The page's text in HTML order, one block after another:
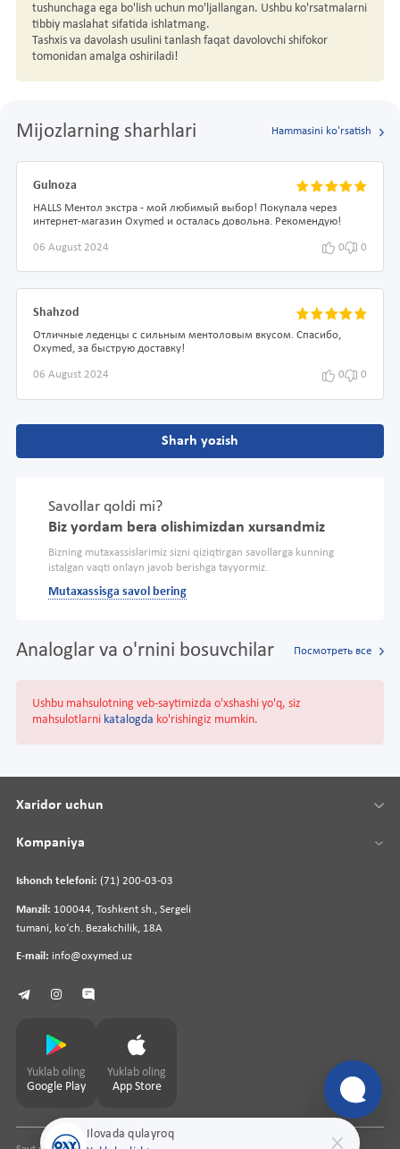
tushunchaga ega bo'lish uchun mo'ljallangan. Ushbu ko'rsatmalarni
tibbiy maslahat sifatida ishlatmang.
Tashxis va davolash usulini tanlash faqat davolovchi shifokor
tomonidan amalga oshiriladi!
Mijozlarning sharhlari Hammasini ko'rsatish
Gulnoza
HALLS Ментол экстра - мой любимый выбор! Покупала через
интернет-магазин Oxymed и осталась довольна. Рекомендую!
06 August 2024 0 0
Shahzod
Отличные леденцы с сильным ментоловым вкусом. Спасибо,
Oxymed, за быструю доставку!
06 August 2024 0 0
Sharh yozish
Savollar qoldi mi?
Biz yordam bera olishimizdan xursandmiz
Bizning mutaxassislarimiz sizni qiziqtirgan savollarga kunning
istalgan vaqti onlayn javob berishga tayyormiz.
Mutaxassisga savol bering
Analoglar va o'rnini bosuvchilar Посмотреть все
Ushbu mahsulotning veb-saytimizda o'xshashi yo'q, siz
mahsulotlarni katalogda ko'rishingiz mumkin.
Ilovada qulayroq
Ishonch telefoni: (71) 200-03-03
Manzil: 100044, Toshkent sh., Sergeli
tumani, koʻch. Bezakchilik, 18A
E-mail: info@oxymed.uz
Xaridor uchun
Kompaniya
Yuklab oling
Google Play
Yuklab oling
App Store